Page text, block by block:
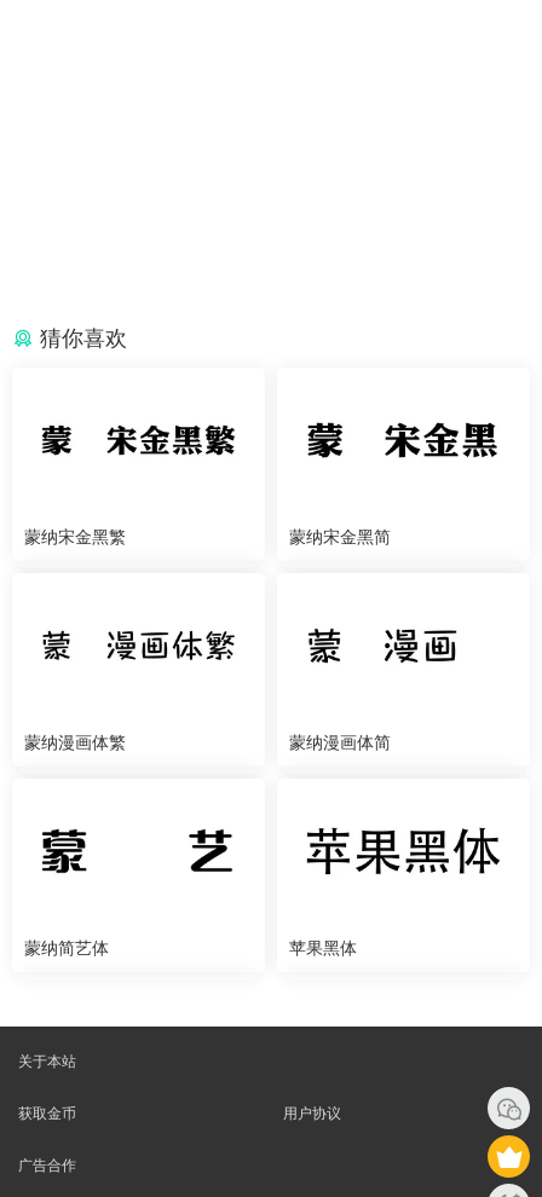
猜你喜欢
蒙纳宋金黑繁 蒙纳宋金黑简
蒙纳漫画体繁 蒙纳漫画体简
蒙纳简艺体 苹果黑体
关于本站
获取金币 用户协议
广告合作